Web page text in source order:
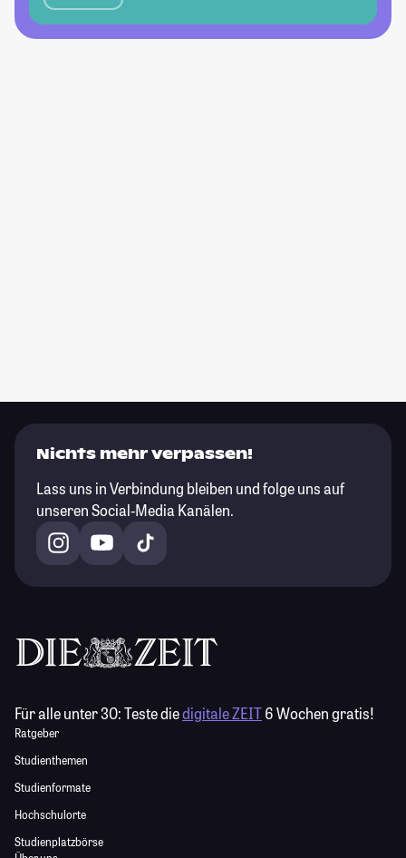
Nichts mehr verpassen!
Lass uns in Verbindung bleiben und folge uns auf
unseren Social-Media Kanälen.
Für alle unter 30:Teste diedigitale ZEIT6 Wochen gratis!
Ratgeber
Studienthemen
Studienformate
Hochschulorte
Studienplatzbörse